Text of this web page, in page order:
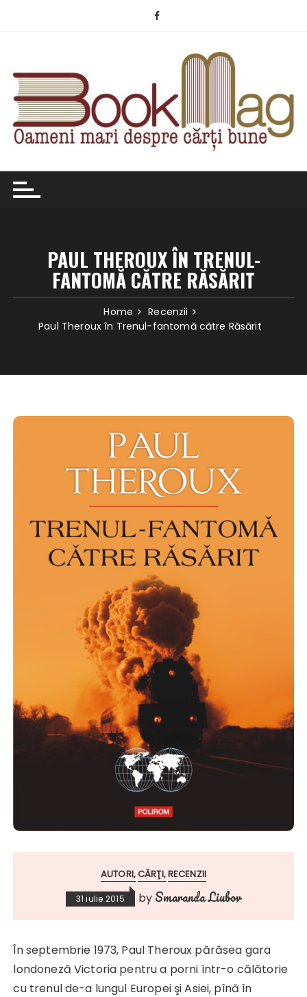
PAUL THEROUX ÎN TRENUL-
FANTOMĂ CĂTRE RĂSĂRIT
Home
Recenzii
Paul Theroux în Trenul-fantomă către Răsărit
AUTORI CĂRŢI RECENZII
31 iulie 2015 by Smaranda Liubov
În septembrie 1973, Paul Theroux părăsea gara
londoneză Victoria pentru a porni într-o călătorie
cu trenul de-a lungul Europei şi Asiei, pînă în